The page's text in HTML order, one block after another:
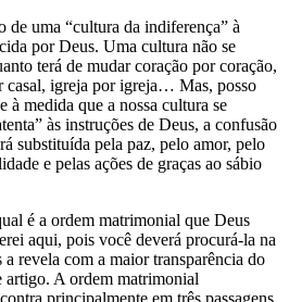
de uma “cultura da indiferença” à
por Deus. Uma cultura não se
terá de mudar coração por coração,
casal, igreja por igreja… Mas, posso
à medida que a nossa cultura se
às instruções de Deus, a confusão
substituída pela paz, pelo amor, pelo
e pelas ações de graças ao sábio
é a ordem matrimonial que Deus
aqui, pois você deverá procurá-la na
revela com a maior transparência do
artigo. A ordem matrimonial
principalmente em três passagens